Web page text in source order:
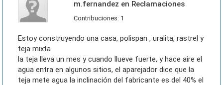
m.fernandez en Reclamaciones
Contribuciones: 1
estoy construyendo una casa, polispan , uralita, rastrel y
teja mixta
la teja lleva un mes y cuando llueve fuerte, y hace aire el
agua entra en algunos sitios, el aparejador dice que la
teja mete agua la inclinación del fabricante es del 40% el